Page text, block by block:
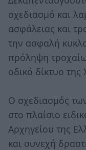
σχεδιασμό και
ασφάλειας και
την ασφαλή
πρόληψη
οδικό δίκτυο της
Ο σχεδιασμός
στο πλαίσιο
Αρχηγείου της
και συνεχή